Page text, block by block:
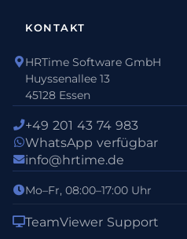
KONTAKT
HRTime Software GmbH
Huyssenallee 13
45128 Essen
+49 201 43 74 983
WhatsApp verfügbar
info@hrtime.de
Mo–Fr, 08:00–17:00 Uhr
TeamViewer Support